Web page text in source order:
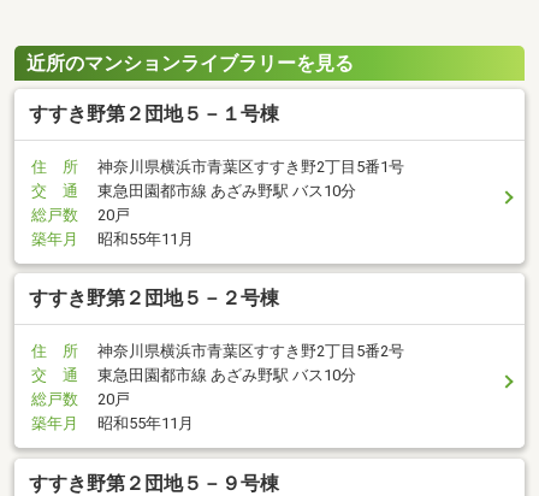
近所のマンションライブラリーを見る
すすき野第２団地５－１号棟
住 所
神奈川県横浜市青葉区すすき野2丁目5番1号
交 通
東急田園都市線 あざみ野駅 バス10分
総戸数
20戸
築年月
昭和55年11月
すすき野第２団地５－２号棟
住 所
神奈川県横浜市青葉区すすき野2丁目5番2号
交 通
東急田園都市線 あざみ野駅 バス10分
総戸数
20戸
築年月
昭和55年11月
すすき野第２団地５－９号棟